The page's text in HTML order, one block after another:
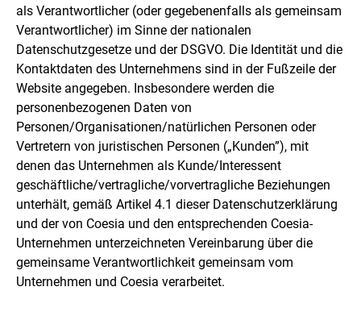
als Verantwortlicher (oder gegebenenfalls als gemeinsam
Verantwortlicher) im Sinne der nationalen
Datenschutzgesetze und der DSGVO. Die Identität und die
Kontaktdaten des Unternehmens sind in der Fußzeile der
Website angegeben. Insbesondere werden die
personenbezogenen Daten von
Personen/Organisationen/natürlichen Personen oder
Vertretern von juristischen Personen („Kunden”), mit
denen das Unternehmen als Kunde/Interessent
geschäftliche/vertragliche/vorvertragliche Beziehungen
unterhält, gemäß Artikel 4.1 dieser Datenschutzerklärung
und der von Coesia und den entsprechenden Coesia-
Unternehmen unterzeichneten Vereinbarung über die
gemeinsame Verantwortlichkeit gemeinsam vom
Unternehmen und Coesia verarbeitet.